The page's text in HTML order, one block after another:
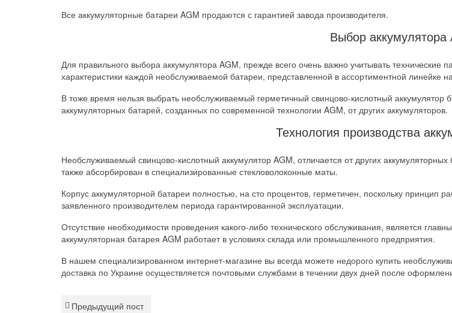
Все аккумуляторные батареи AGM продаются с гарантией завода производителя.
Выбор аккумулятора
Для правильного выбора аккумулятора AGM, прежде всего очень важно учитывать
характеристики каждой необслуживаемой батареи, представленной в ассортиментной линейке
В тоже время нельзя выбрать необслуживаемый герметичный свинцово-кислотный
аккумуляторных батарей, созданных по современной технологии AGM, от других аккумуляторов.
Технология производства
Необслуживаемый свинцово-кислотный аккумулятор AGM, отличается от других
также абсорбирован в специализированные стекловолоконные маты.
Корпус аккумуляторной батареи полностью, на сто процентов, герметичен, поскольку принцип
заявленного производителем периода гарантированной эксплуатации.
Отсутствие необходимости проведения какого-либо технического обслуживания, является
аккумуляторная батарея AGM работает в условиях склада или промышленного предприятия.
В нашем специализированном интернет-магазине вы всегда можете недорого купить
доставка по Украине осуществляется почтовыми службами в течении двух дней после
Предыдущий пост